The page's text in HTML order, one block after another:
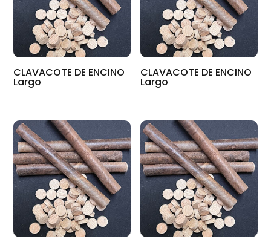
CLAVACOTE DE ENCINO
Largo
CLAVACOTE DE ENCINO
Largo